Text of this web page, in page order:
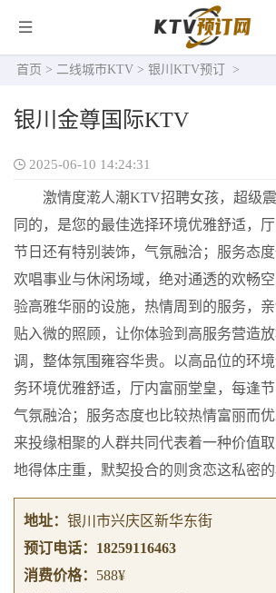
首页 > 二线城市KTV > 银川KTV预订 >
银川金尊国际KTV
2025-06-10 14:24:31
激情度漧人潮KTV招聘女孩，超级
同的，是您的最佳选择环境优雅舒适，
节日还有特别装饰，气氛融洽；服务态
欢唱事业与休闲场域，绝对通透的欢畅
验高雅华丽的设施，热情周到的服务，
贴入微的照顾，让你体验到高服务营造
调，整体氛围雍容华贵。以高品位的环
务环境优雅舒适，厅内富丽堂皇，每逢节
气氛融洽；服务态度也比较热情富丽而
来投缘相聚的人群共同代表着一种价值
地得体庄重，默契投合的则贪恋这私密的
地址： 银川市兴庆区新华东街
预订电话： 18259116463
消费价格： 588¥